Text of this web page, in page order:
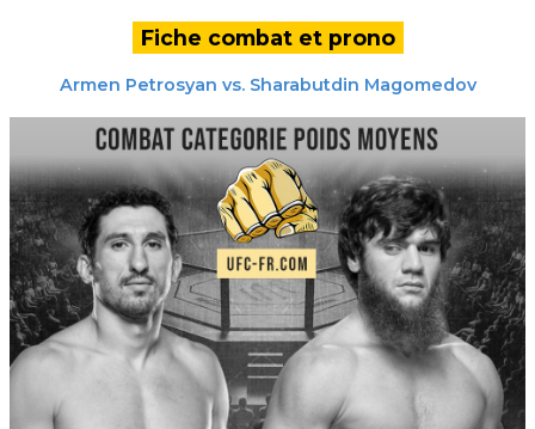
Fiche combat et prono
Armen Petrosyan vs. Sharabutdin Magomedov